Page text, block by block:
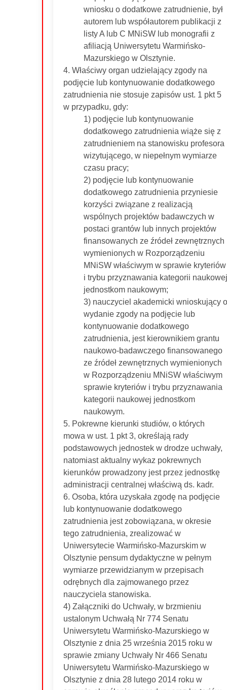
wniosku o dodatkowe zatrudnienie, był
autorem lub współautorem publikacji z
listy A lub C MNiSW lub monografii z
afiliacją Uniwersytetu Warmińsko-
Mazurskiego w Olsztynie.
4. Właściwy organ udzielający zgody na
podjęcie lub kontynuowanie dodatkowego
zatrudnienia nie stosuje zapisów ust. 1 pkt 5
w przypadku, gdy:
1) podjęcie lub kontynuowanie
dodatkowego zatrudnienia wiąże się z
zatrudnieniem na stanowisku profesora
wizytującego, w niepełnym wymiarze
czasu pracy;
2) podjęcie lub kontynuowanie
dodatkowego zatrudnienia przyniesie
korzyści związane z realizacją
wspólnych projektów badawczych w
postaci grantów lub innych projektów
finansowanych ze źródeł zewnętrznych
wymienionych w Rozporządzeniu
MNiSW właściwym w sprawie kryteriów
i trybu przyznawania kategorii naukowej
jednostkom naukowym;
3) nauczyciel akademicki wnioskujący o
wydanie zgody na podjęcie lub
kontynuowanie dodatkowego
zatrudnienia, jest kierownikiem grantu
naukowo-badawczego finansowanego
ze źródeł zewnętrznych wymienionych
w Rozporządzeniu MNiSW właściwym
sprawie kryteriów i trybu przyznawania
kategorii naukowej jednostkom
naukowym.
5. Pokrewne kierunki studiów, o których
mowa w ust. 1 pkt 3, określają rady
podstawowych jednostek w drodze uchwały,
natomiast aktualny wykaz pokrewnych
kierunków prowadzony jest przez jednostkę
administracji centralnej właściwą ds. kadr.
6. Osoba, która uzyskała zgodę na podjęcie
lub kontynuowanie dodatkowego
zatrudnienia jest zobowiązana, w okresie
tego zatrudnienia, zrealizować w
Uniwersytecie Warmińsko-Mazurskim w
Olsztynie pensum dydaktyczne w pełnym
wymiarze przewidzianym w przepisach
odrębnych dla zajmowanego przez
nauczyciela stanowiska.
4) Załączniki do Uchwały, w brzmieniu
ustalonym Uchwałą Nr 774 Senatu
Uniwersytetu Warmińsko-Mazurskiego w
Olsztynie z dnia 25 września 2015 roku w
sprawie zmiany Uchwały Nr 466 Senatu
Uniwersytetu Warmińsko-Mazurskiego w
Olsztynie z dnia 28 lutego 2014 roku w